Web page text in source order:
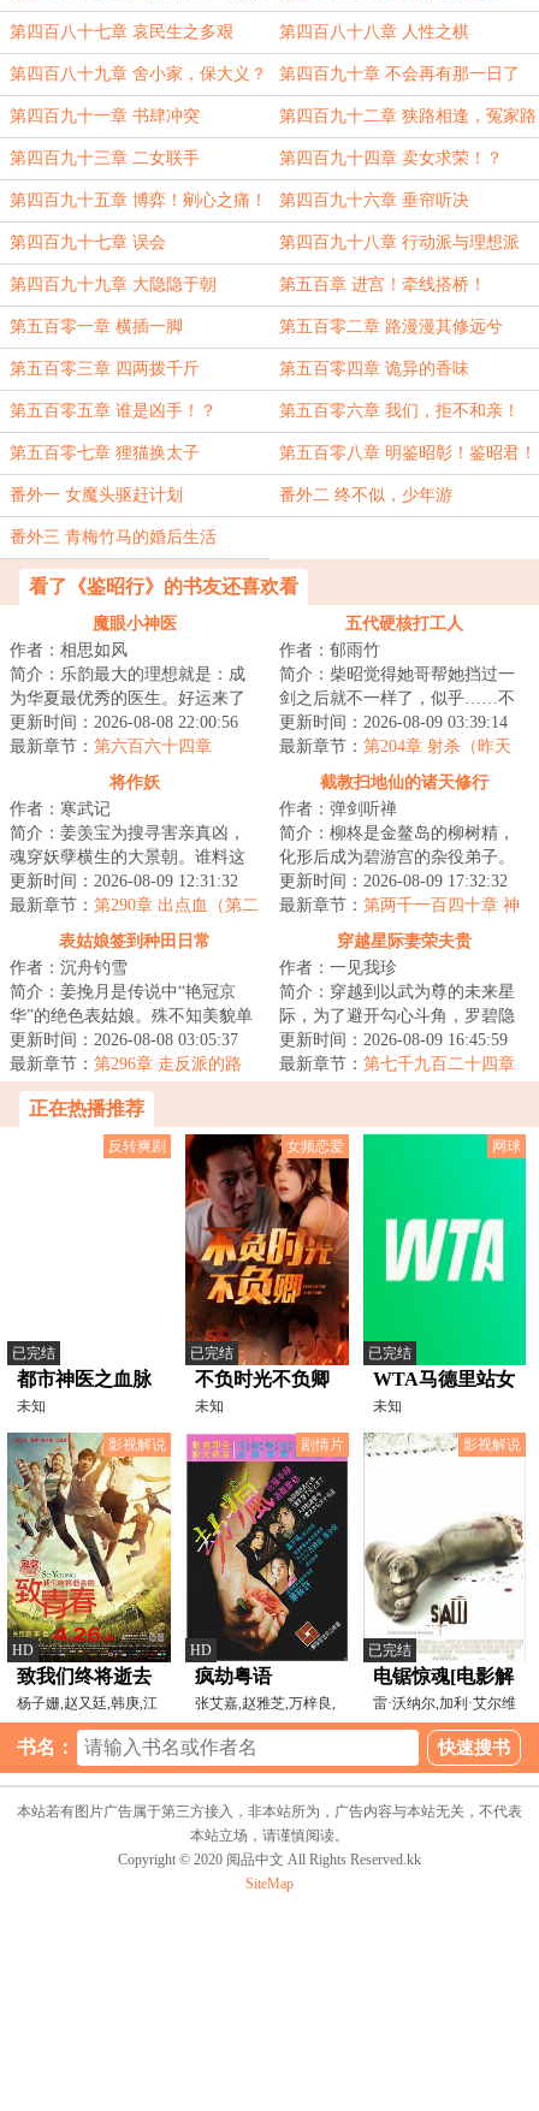
利其器
第四百八十七章 哀民生之多艰 第四百八十八章 人性之棋
第四百八十九章 舍小家，保大义？ 第四百九十章 不会再有那一日了
第四百九十一章 书肆冲突 第四百九十二章 狭路相逢，冤家路
窄
第四百九十三章 二女联手 第四百九十四章 卖女求荣！？
第四百九十五章 博弈！剜心之痛！ 第四百九十六章 垂帘听决
第四百九十七章 误会 第四百九十八章 行动派与理想派
第四百九十九章 大隐隐于朝 第五百章 进宫！牵线搭桥！
第五百零一章 横插一脚 第五百零二章 路漫漫其修远兮
第五百零三章 四两拨千斤 第五百零四章 诡异的香味
第五百零五章 谁是凶手！？ 第五百零六章 我们，拒不和亲！
第五百零七章 狸猫换太子 第五百零八章 明鉴昭彰！鉴昭君！
（大结局）
番外一 女魔头驱赶计划 番外二 终不似，少年游
番外三 青梅竹马的婚后生活
看了《鉴昭行》的书友还喜欢看
魔眼小神医
作者：相思如风
简介：乐韵最大的理想就是：成
为华夏最优秀的医生。好运来了
挡不住，高考前无意间开启一个
系统，双眼获得...
更新时间：2026-08-08 22:00:56
最新章节： 第六百六十四章
五代硬核打工人
作者：郁雨竹
简介：柴昭觉得她哥帮她挡过一
剑之后就不一样了，似乎……不
是他了。他总会说些郑先生都没
听过的，她听起...
更新时间：2026-08-09 03:39:14
最新章节： 第204章 射杀（昨天
将作妖
作者：寒武记
简介：姜羡宝为搜寻害亲真凶，
魂穿妖孽横生的大景朝。谁料这
里破案，不看证据，只靠卦师！
这不巧了嘛？！...
更新时间：2026-08-09 12:31:32
最新章节： 第290章 出点血（第二
截教扫地仙的诸天修行
作者：弹剑听禅
简介：柳柊是金鳌岛的柳树精，
化形后成为碧游宫的杂役弟子。
实际上，柳柊是杨眉大仙的后
裔，具有变异的时...
更新时间：2026-08-09 17:32:32
最新章节： 第两千一百四十章 神
仙炮灰15
表姑娘签到种田日常
作者：沉舟钓雪
简介：姜挽月是传说中“艳冠京
华”的绝色表姑娘。殊不知美貌单
出从来都是死局。想打破死局，
要么有挂，要...
更新时间：2026-08-08 03:05:37
最新章节： 第296章 走反派的路
穿越星际妻荣夫贵
作者：一见我珍
简介：穿越到以武为尊的未来星
际，为了避开勾心斗角，罗碧隐
瞒了自己觉醒异能的事。谁知有
人不长眼非要找...
更新时间：2026-08-09 16:45:59
最新章节： 第七千九百二十四章
正在热播推荐
反转爽剧
已完结
都市神医之血脉
觉醒
未知
女频恋爱
已完结
不负时光不负卿
未知
网球
已完结
WTA马德里站女
单第二轮 本西奇
2-0陶森20250424
未知
影视解说
HD
致我们终将逝去
的青春【影视解
说】
杨子姗,赵又廷,韩庚,江
疏影,刘雅瑟,张瑶,包
剧情片
HD
疯劫粤语
张艾嘉,赵雅芝,万梓良,
李海淑,徐少强,林子
影视解说
已完结
电锯惊魂[电影解
说]
雷·沃纳尔,加利·艾尔维
斯,丹尼·格洛弗,
书名：
本站若有图片广告属于第三方接入，非本站所为，广告内容与本站无关，不代表
本站立场，请谨慎阅读。
Copyright © 2020 阅品中文 All Rights Reserved.kk
SiteMap